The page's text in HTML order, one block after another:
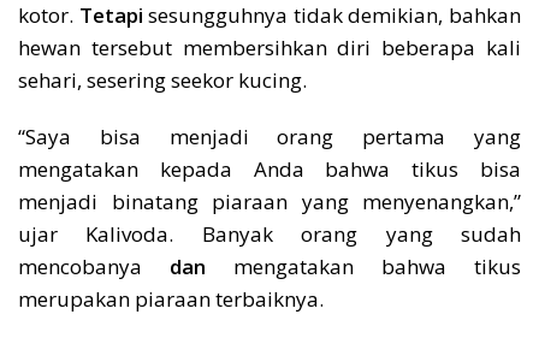
kotor. Tetapi sesungguhnya tidak demikian, bahkan
hewan tersebut membersihkan diri beberapa kali
sehari, sesering seekor kucing.
“Saya bisa menjadi orang pertama yang
mengatakan kepada Anda bahwa tikus bisa
menjadi binatang piaraan yang menyenangkan,”
ujar Kalivoda. Banyak orang yang sudah
mencobanya dan mengatakan bahwa tikus
merupakan piaraan terbaiknya.